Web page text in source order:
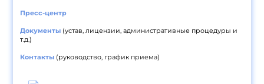
Пресс-центр
Документы (устав, лицензии, административные процедуры и
т.д.)
Контакты (руководство, график приема)